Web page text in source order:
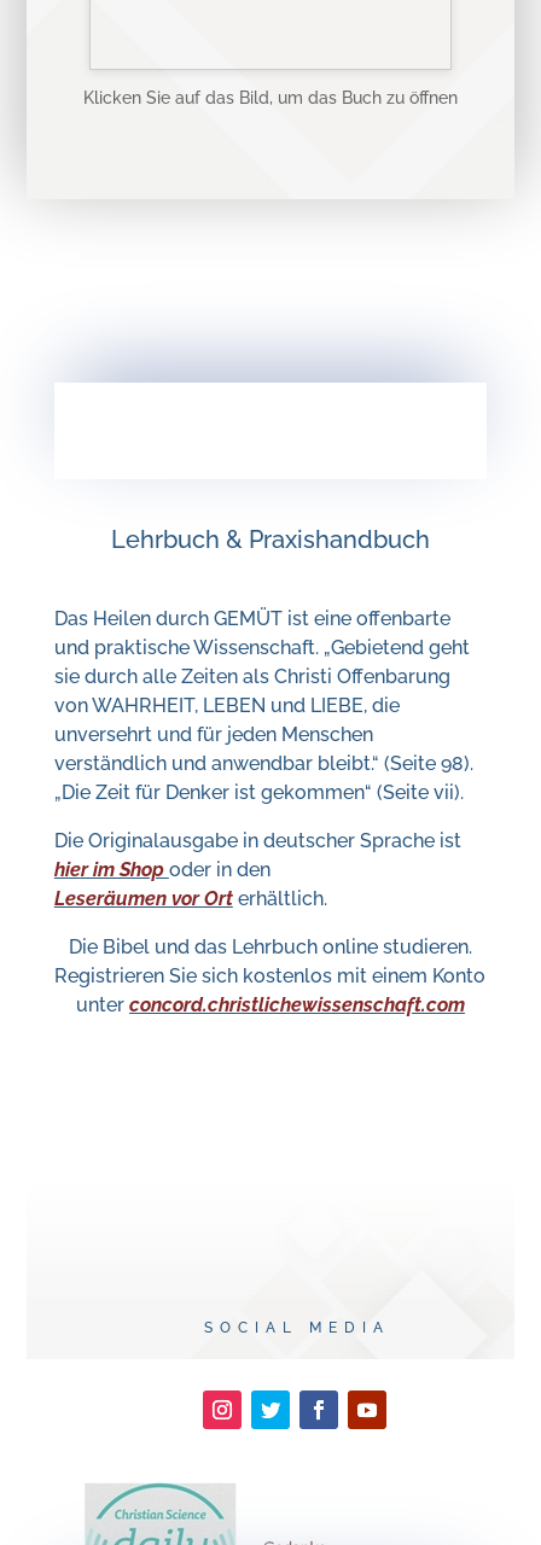
Klicken Sie auf das Bild, um das Buch zu öffnen
Lehrbuch & Praxishandbuch
Das Heilen durch GEMÜT ist eine offenbarte
und praktische Wissenschaft. „Gebietend geht
sie durch alle Zeiten als Christi Offenbarung
von WAHRHEIT, LEBEN und LIEBE, die
unversehrt und für jeden Menschen
verständlich und anwendbar bleibt.“ (Seite 98).
„Die Zeit für Denker ist gekommen“ (Seite vii).
Die Originalausgabe in deutscher Sprache ist
hier im Shop oder in den
Leseräumen vor Orterhältlich.
Die Bibel und das Lehrbuch online studieren.
Registrieren Sie sich kostenlos mit einem Konto
unter concord.christlichewissenschaft.com
SOCIAL MEDIA